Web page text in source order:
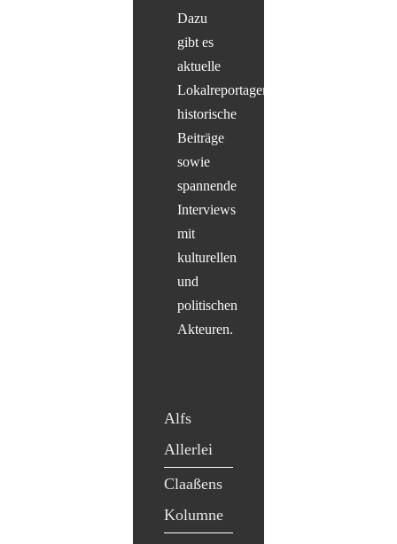
Dazu
gibt es
aktuelle
Lokalreportagen,
historische
Beiträge
sowie
spannende
Interviews
mit
kulturellen
und
politischen
Akteuren.
Alfs
Allerlei
Claaßens
Kolumne